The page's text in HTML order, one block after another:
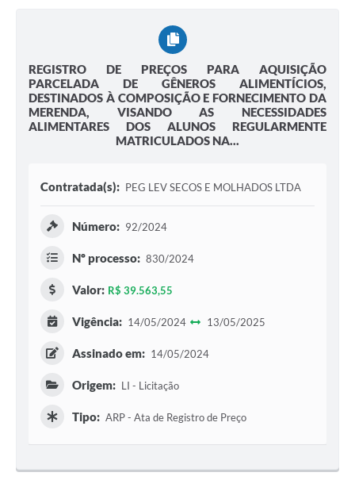
REGISTRO DE PREÇOS PARA AQUISIÇÃO
PARCELADA DE GÊNEROS ALIMENTÍCIOS,
DESTINADOS À COMPOSIÇÃO E FORNECIMENTO DA
MERENDA, VISANDO AS NECESSIDADES
ALIMENTARES DOS ALUNOS REGULARMENTE
MATRICULADOS NA...
Contratada(s): PEG LEV SECOS E MOLHADOS LTDA
Número: 92/2024
Nº processo: 830/2024
Valor: R$ 39.563,55
Vigência: 14/05/2024 13/05/2025
Assinado em: 14/05/2024
Origem: LI - Licitação
Tipo: ARP - Ata de Registro de Preço